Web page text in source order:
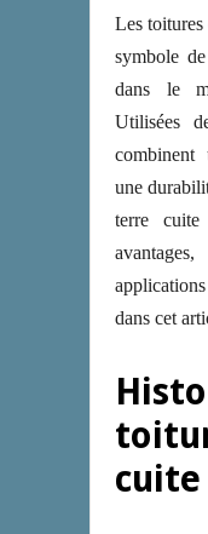
Les toitures
symbole
dans le
Utilisées
combinent
une
terre
dans cet
cuite